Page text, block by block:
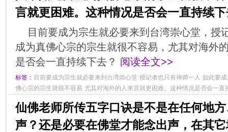
言就更困难。这种情况是否会一直持续
目前要成为宗生就必要来到台湾崇心堂，授
成为真佛心宗的宗生就很不容易，尤其对海外
是否会一直持续下去？ 阅读全文>>
标签： 目前要成为宗生就必要来到台湾崇心堂 授记者也只有禅师一人 如此要
佛心宗的宗生就很不容易 尤其对海外的人来言就更困难。这种情况是否会一直
仙佛老师所传五字口诀是不是在任何地
声？还是必要在佛堂才能念出声，在其